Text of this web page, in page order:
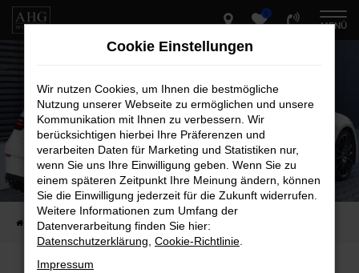
Zum
0
MENÜ
Startseite Fahrzeug-Showroom
Cookie Einstellungen
Wir nutzen Cookies, um Ihnen die bestmögliche
Nutzung unserer Webseite zu ermöglichen und unsere
Kommunikation mit Ihnen zu verbessern. Wir
berücksichtigen hierbei Ihre Präferenzen und
verarbeiten Daten für Marketing und Statistiken nur,
wenn Sie uns Ihre Einwilligung geben. Wenn Sie zu
einem späteren Zeitpunkt Ihre Meinung ändern, können
Sie die Einwilligung jederzeit für die Zukunft widerrufen.
Weitere Informationen zum Umfang der
Datenverarbeitung finden Sie hier:
Datenschutzerklärung Cookie-Richtlinie
Impressum